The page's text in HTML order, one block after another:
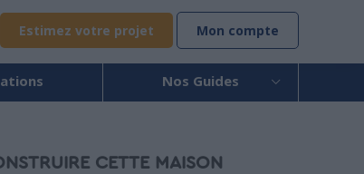
Estimez votre projet Mon compte
Nos Guides
CETTE MAISON